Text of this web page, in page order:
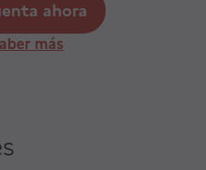
ahora
más